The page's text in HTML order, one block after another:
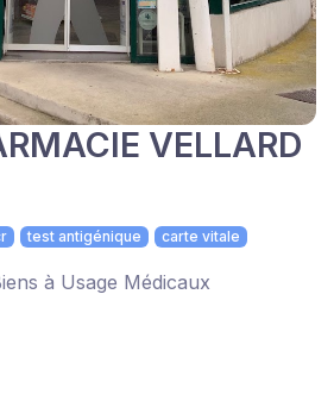
VELLARD
test antigénique carte vitale
à Usage Médicaux